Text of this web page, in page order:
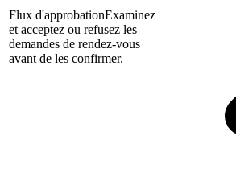
Flux d'approbationExaminez
et acceptez ou refusez les
demandes de rendez-vous
avant de les confirmer.